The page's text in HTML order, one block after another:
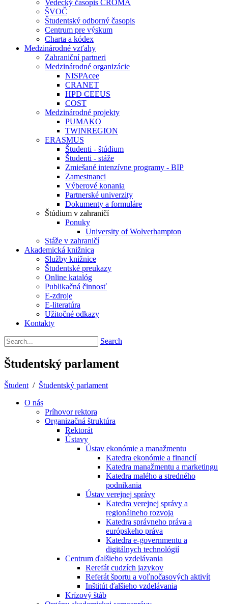
Vedecký časopis CROMA
ŠVOČ
Študentský odborný časopis
Centrum pre výskum
Charta a kódex
Medzinárodné vzťahy
Zahraniční partneri
Medzinárodné organizácie
NISPAcee
CRANET
HPD CEEUS
COST
Medzinárodné projekty
PUMAKO
TWINREGION
ERASMUS
Študenti - štúdium
Študenti - stáže
Zmiešané intenzívne programy - BIP
Zamestnanci
Výberové konania
Partnerské univerzity
Dokumenty a formuláre
Štúdium v zahraničí
Ponuky
University of Wolverhampton
Stáže v zahraničí
Akademická knižnica
Služby knižnice
Študentské preukazy
Online katalóg
Publikačná činnosť
E-zdroje
E-literatúra
Užitočné odkazy
Kontakty
Search
Študentský parlament
Študent / Študentský parlament
O nás
Príhovor rektora
Organizačná štruktúra
Rektorát
Ústavy
Ústav ekonómie a manažmentu
Katedra ekonómie a financií
Katedra manažmentu a marketingu
Katedra malého a stredného
podnikania
Ústav verejnej správy
Katedra verejnej správy a
regionálneho rozvoja
Katedra správneho práva a
európskeho práva
Katedra e-governmentu a
digitálnych technológií
Centrum ďalšieho vzdelávania
Rerefát cudzích jazykov
Referát športu a voľnočasových aktivít
Inštitút ďalšieho vzdelávania
Krízový štáb